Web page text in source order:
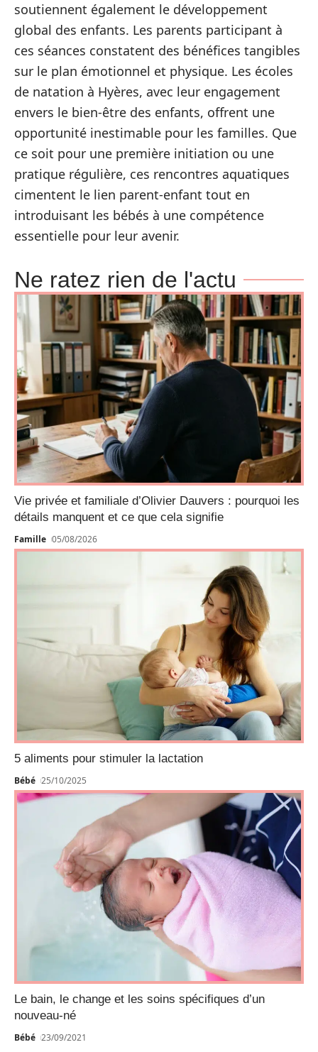
soutiennent également le développement
global des enfants. Les parents participant à
ces séances constatent des bénéfices tangibles
sur le plan émotionnel et physique. Les écoles
de natation à Hyères, avec leur engagement
envers le bien-être des enfants, offrent une
opportunité inestimable pour les familles. Que
ce soit pour une première initiation ou une
pratique régulière, ces rencontres aquatiques
cimentent le lien parent-enfant tout en
introduisant les bébés à une compétence
essentielle pour leur avenir.
Ne ratez rien de l'actu
Vie privée et familiale d’Olivier Dauvers : pourquoi les
détails manquent et ce que cela signifie
Famille 05/08/2026
5 aliments pour stimuler la lactation
Bébé 25/10/2025
Le bain, le change et les soins spécifiques d’un
nouveau-né
Bébé 23/09/2021